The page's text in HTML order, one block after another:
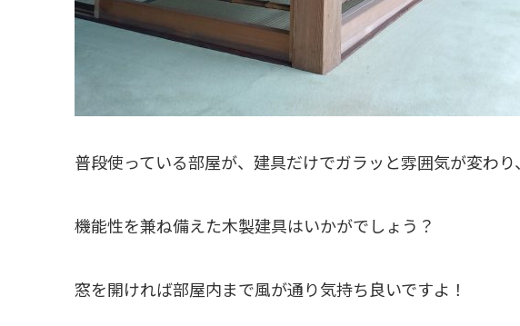
普段使っている部屋が、建具だけでガラッと雰囲気が変わり、
機能性を兼ね備えた木製建具はいかがでしょう？
窓を開ければ部屋内まで風が通り気持ち良いですよ！